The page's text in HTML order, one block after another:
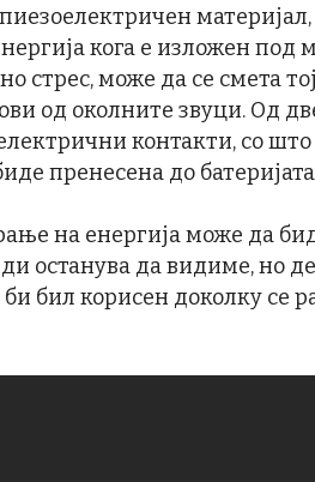
кога е изложен под
стрес, може да се смета
од околните звуци. Од
контакти, со
пренесена до
на енергија може да
останува да видиме, но
бил корисен доколку се